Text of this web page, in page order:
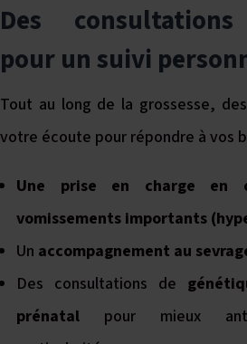
Des consultations
pour un suivi
Tout au long de la grossesse,
votre écoute pour répondre à vos
Une prise en charge en
vomissements importants
Un accompagnement au
Des consultations de
prénatal pour mieux